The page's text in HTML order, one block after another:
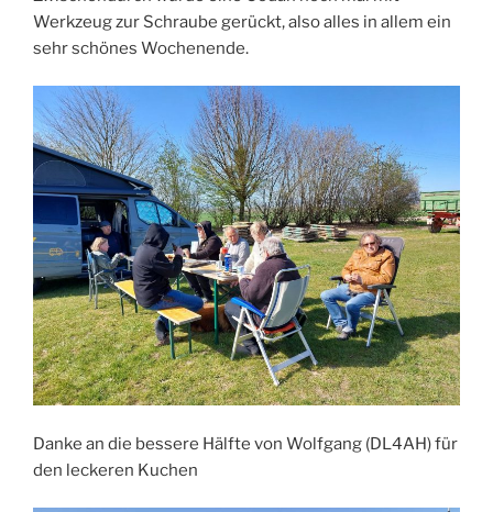
Werkzeug zur Schraube gerückt, also alles in allem ein
sehr schönes Wochenende.
Danke an die bessere Hälfte von Wolfgang (DL4AH) für
den leckeren Kuchen